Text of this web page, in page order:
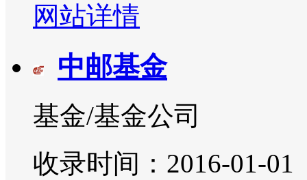
网站详情
中邮基金
基金/基金公司
收录时间：2016-01-01